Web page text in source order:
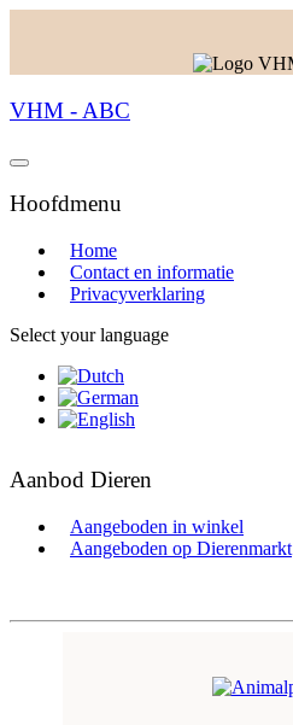
VHM - ABC
Hoofdmenu
Home
Contact en informatie
Privacyverklaring
Select your language
Aanbod Dieren
Aangeboden in winkel
Aangeboden op Dierenmarkt